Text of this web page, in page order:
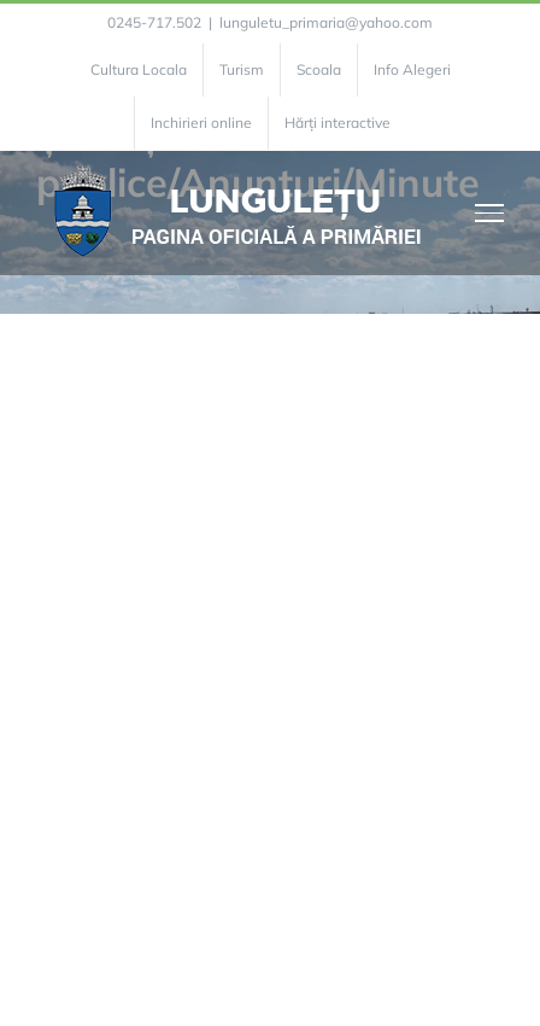
0245-717.502 | lunguletu_primaria@yahoo.com
Cultura Locala Turism Scoala Info Alegeri
Inchirieri online Hărți interactive
Ședințe
publice/Anunțuri/Minute